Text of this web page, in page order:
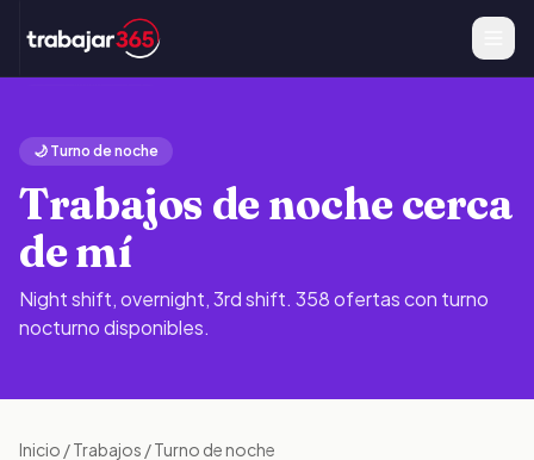
🌙 Turno de noche
Trabajos de noche cerca
de mí
Night shift, overnight, 3rd shift. 358 ofertas con turno
nocturno disponibles.
Inicio /Trabajos /Turno de noche